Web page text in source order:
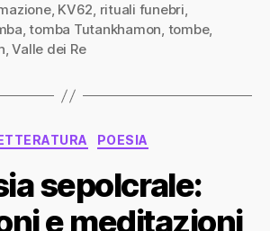
, KV62, rituali funebri,
,tomba Tutankhamon, tombe,
,Valle dei Re
Categorie
POESIA
sepolcrale:
e meditazioni